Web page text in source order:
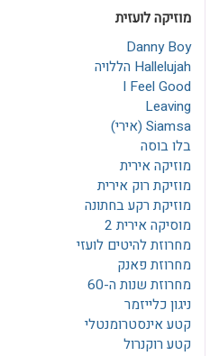
מוזיקה לועזית
Danny Boy
Hallelujah הללויה
I Feel Good
Leaving
Siamsa (אירי)
בלו בוסה
מוזיקה אירית
מוזיקת רוק אירית
מוזיקת רקע בחתונה
מוסיקה אירית 2
מחרוזת להיטים לועזי
מחרוזת פאנק
מחרוזת שנות ה-60
ניגון כלייזמר
קטע אינסטרומנטלי
קטע רוקנרול